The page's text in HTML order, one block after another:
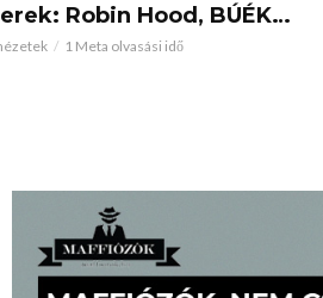
Robin Hood, BÚÉK…
1 Meta olvasási idő